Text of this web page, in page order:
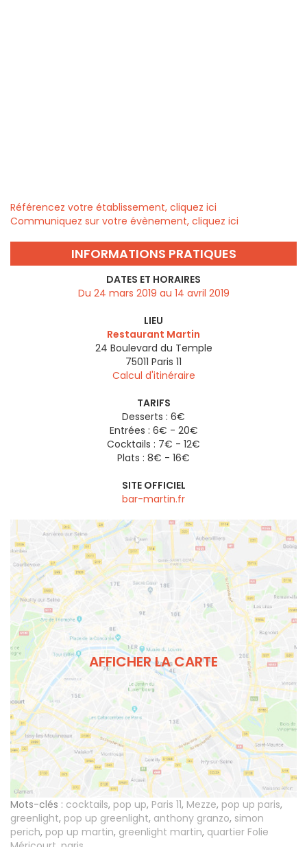
Référencez votre établissement, cliquez ici
Communiquez sur votre évènement, cliquez ici
INFORMATIONS PRATIQUES
DATES ET HORAIRES
Du 24 mars 2019 au 14 avril 2019
LIEU
Restaurant Martin
24 Boulevard du Temple
75011 Paris 11
Calcul d'itinéraire
TARIFS
Desserts : 6€
Entrées : 6€ - 20€
Cocktails : 7€ - 12€
Plats : 8€ - 16€
SITE OFFICIEL
bar-martin.fr
AFFICHER LA CARTE
Mots-clés : cocktails, pop up, Paris 11, Mezze, pop up paris,
greenlight, pop up greenlight, anthony granzo, simon
perich, pop up martin, greenlight martin, quartier Folie